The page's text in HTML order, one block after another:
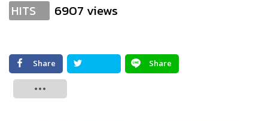
HITS 6907 views
Share
Share